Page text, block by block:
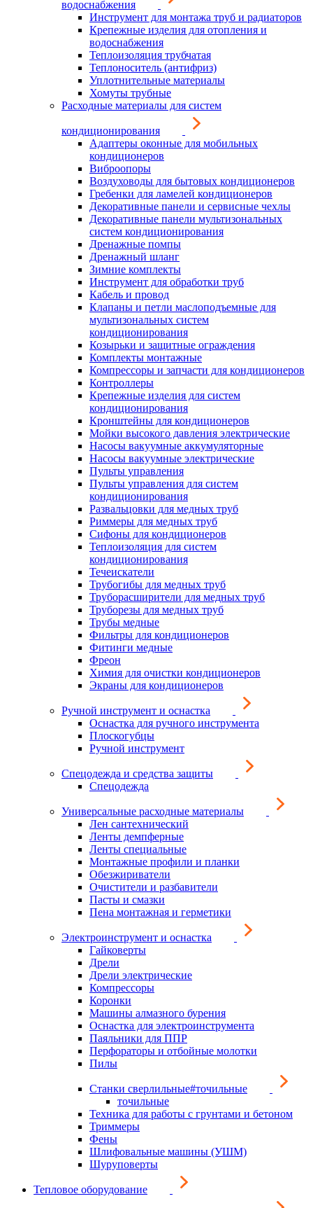
водоснабжения
Инструмент для монтажа труб и радиаторов
Крепежные изделия для отопления и
водоснабжения
Теплоизоляция трубчатая
Теплоноситель (антифриз)
Уплотнительные материалы
Хомуты трубные
Расходные материалы для систем
кондиционирования
Адаптеры оконные для мобильных
кондиционеров
Виброопоры
Воздуховоды для бытовых кондиционеров
Гребенки для ламелей кондиционеров
Декоративные панели и сервисные чехлы
Декоративные панели мультизональных
систем кондиционирования
Дренажные помпы
Дренажный шланг
Зимние комплекты
Инструмент для обработки труб
Кабель и провод
Клапаны и петли маслоподъемные для
мультизональных систем
кондиционирования
Козырьки и защитные ограждения
Комплекты монтажные
Компрессоры и запчасти для кондиционеров
Контроллеры
Крепежные изделия для систем
кондиционирования
Кронштейны для кондиционеров
Мойки высокого давления электрические
Насосы вакуумные аккумуляторные
Насосы вакуумные электрические
Пульты управления
Пульты управления для систем
кондиционирования
Развальцовки для медных труб
Риммеры для медных труб
Сифоны для кондиционеров
Теплоизоляция для систем
кондиционирования
Течеискатели
Трубогибы для медных труб
Труборасширители для медных труб
Труборезы для медных труб
Трубы медные
Фильтры для кондиционеров
Фитинги медные
Фреон
Химия для очистки кондиционеров
Экраны для кондиционеров
Ручной инструмент и оснастка
Оснастка для ручного инструмента
Плоскогубцы
Ручной инструмент
Спецодежда и средства защиты
Спецодежда
Универсальные расходные материалы
Лен сантехнический
Ленты демпферные
Ленты специальные
Монтажные профили и планки
Обезжириватели
Очистители и разбавители
Пасты и смазки
Пена монтажная и герметики
Электроинструмент и оснастка
Гайковерты
Дрели
Дрели электрические
Компрессоры
Коронки
Машины алмазного бурения
Оснастка для электроинструмента
Паяльники для ППР
Перфораторы и отбойные молотки
Пилы
Станки сверлильные#точильные
точильные
Техника для работы с грунтами и бетоном
Триммеры
Фены
Шлифовальные машины (УШМ)
Шуруповерты
Тепловое оборудование